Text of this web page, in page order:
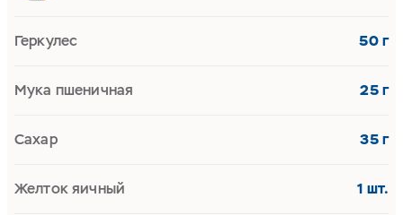
Геркулес 50 г
Мука пшеничная 25 г
Сахар 35 г
Желток яичный 1 шт.